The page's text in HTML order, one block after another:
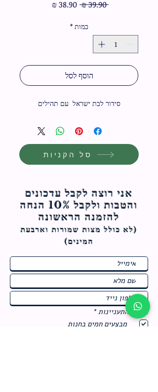
‏39.90 ‏₪
מחיר
כמות *
הוסף לסל
סידור לבת ישראל  עם תהילים
סל הקניות
אני רוצה לקבל עדכונים
והטבות ולקבל 10% הנחה
להזמנה הראשונה
(לא כולל מצות שמורות וארבעת
המינים)
תחומי התעניינות *
ב
מבצעים חמים בחנות